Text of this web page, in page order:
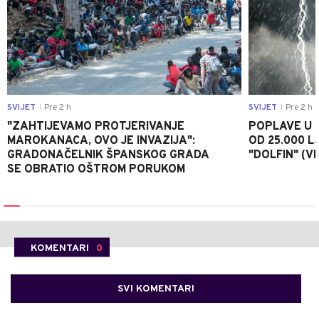
SVIJET Pre 2 h
"ZAHTIJEVAMO PROTJERIVANJE
MAROKANACA, OVO JE INVAZIJA":
GRADONAČELNIK ŠPANSKOG GRADA
SE OBRATIO OŠTROM PORUKOM
SVIJET Pre 2 h
POPLAVE U
OD 25.000
"DOLFIN"
KOMENTARI 0
SVI KOMENTARI